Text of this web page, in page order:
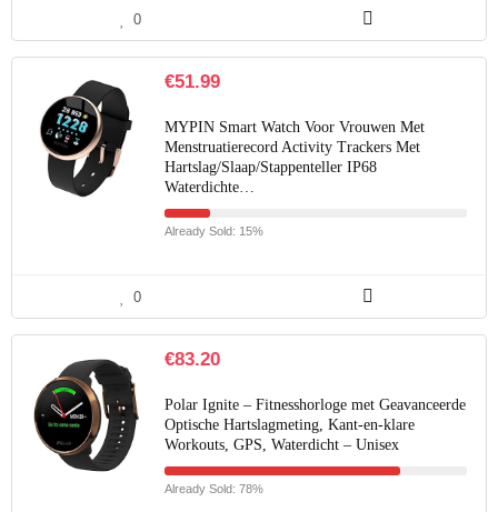
0
€51.99
MYPIN Smart Watch Voor Vrouwen Met
Menstruatierecord Activity Trackers Met
Hartslag/Slaap/Stappenteller IP68
Waterdichte…
Already Sold: 15%
0
€83.20
Polar Ignite – Fitnesshorloge met Geavanceerde
Optische Hartslagmeting, Kant-en-klare
Workouts, GPS, Waterdicht – Unisex
Already Sold: 78%